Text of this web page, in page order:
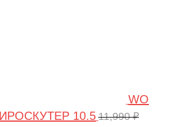
WO
10.5 11,990₽